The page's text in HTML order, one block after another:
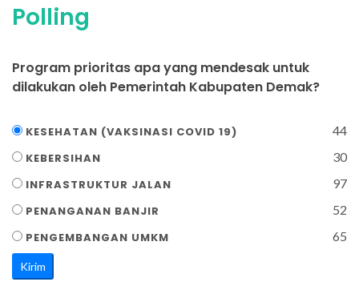
Polling
Program prioritas apa yang mendesak untuk
dilakukan oleh Pemerintah Kabupaten Demak?
KESEHATAN (VAKSINASI COVID 19)
44
KEBERSIHAN
30
INFRASTRUKTUR JALAN
97
PENANGANAN BANJIR
52
PENGEMBANGAN UMKM
65
Kirim